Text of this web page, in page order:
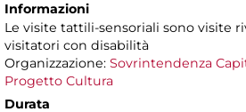
Informazioni
Le visite tattili-sensoriali sono visite
visitatori con disabilità
Organizzazione: Sovrintendenza
Progetto Cultura
Durata